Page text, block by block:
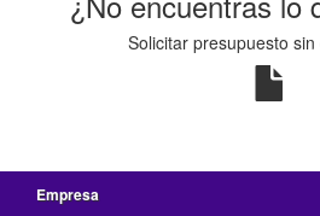
Solicitar presupuesto
Empresa